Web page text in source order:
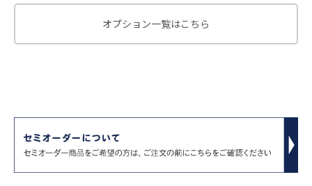
オプション一覧はこちら